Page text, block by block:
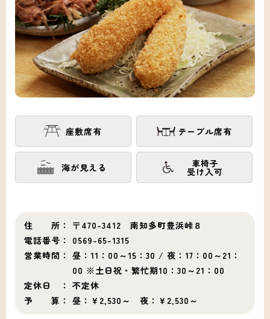
座敷席有 テーブル席有
海が見える 車椅子
受け入可
住 所： 〒470-3412 南知多町豊浜峠８
電話番号： 0569-65-1315
営業時間： 昼：11：00～15：30 / 夜：17：00～21：
00 ※土日祝・繁忙期10：30～21：00
定休日 ： 不定休
予 算： 昼：￥2,530～ 夜：￥2,530～